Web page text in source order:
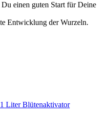
einen guten Start für Deine
Entwicklung der Wurzeln.